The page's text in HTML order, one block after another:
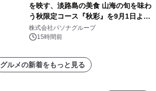
を映す、淡路島の美食 山海の旬を味わ
う秋限定コース『秋彩』を9月1日より
提供開始
株式会社パソナグループ
15時間前
グルメの新着をもっと見る